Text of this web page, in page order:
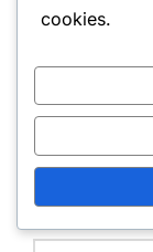
Save my
the next time I
cookies.